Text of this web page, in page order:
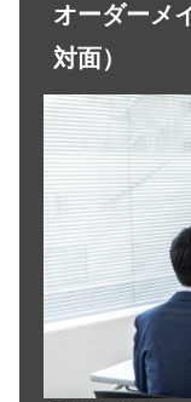
オーダーメ
対面）